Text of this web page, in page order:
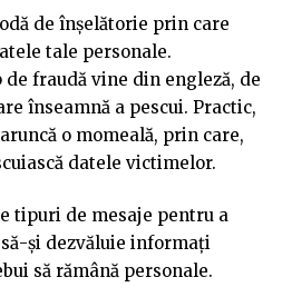
de înșelătorie prin care
tale personale.
fraudă vine din engleză, de
înseamnă a pescui. Practic,
o momeală, prin care,
datele victimelor.
de mesaje pentru a
și dezvăluie informați
să rămână personale.